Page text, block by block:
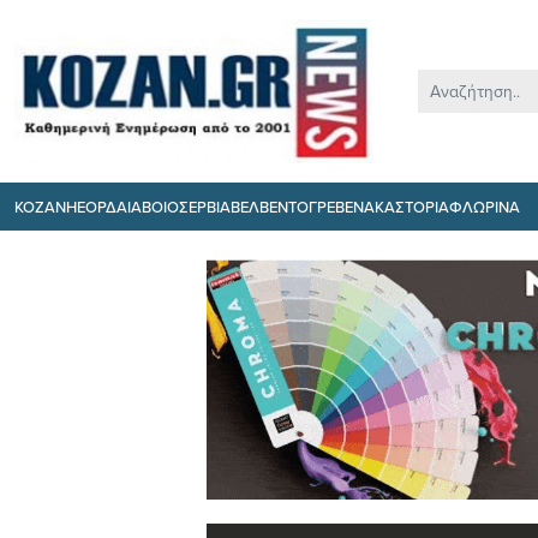
ΚΟΖΑΝΗΕΟΡΔΑΙΑΒΟΙΟΣΕΡΒΙΑΒΕΛΒΕΝΤΟΓΡΕΒΕΝΑΚΑΣΤΟΡΙΑΦΛΩΡΙΝΑ